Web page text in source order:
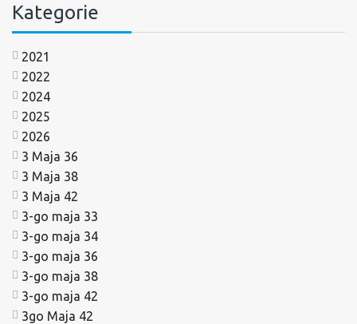
Kategorie
2021
2022
2024
2025
2026
3 Maja 36
3 Maja 38
3 Maja 42
3-go maja 33
3-go maja 34
3-go maja 36
3-go maja 38
3-go maja 42
3go Maja 42